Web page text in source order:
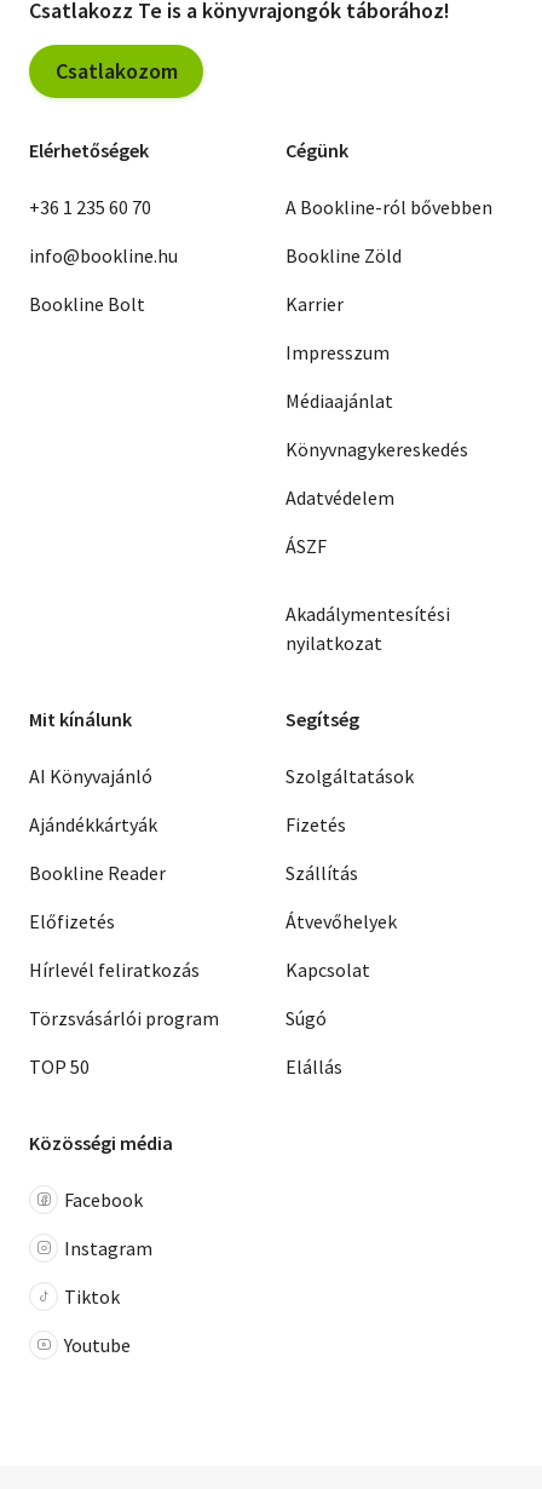
Csatlakozz Te is a könyvrajongók táborához!
Csatlakozom
Elérhetőségek
+36 1 235 60 70
info@bookline.hu
Bookline Bolt
Cégünk
A Bookline-ról bővebben
Bookline Zöld
Karrier
Impresszum
Médiaajánlat
Könyvnagykereskedés
Adatvédelem
ÁSZF
Akadálymentesítési
nyilatkozat
Mit kínálunk
AI Könyvajánló
Ajándékkártyák
Bookline Reader
Előfizetés
Hírlevél feliratkozás
Törzsvásárlói program
TOP 50
Segítség
Szolgáltatások
Fizetés
Szállítás
Átvevőhelyek
Kapcsolat
Súgó
Elállás
Közösségi média
Facebook
Instagram
Tiktok
Youtube